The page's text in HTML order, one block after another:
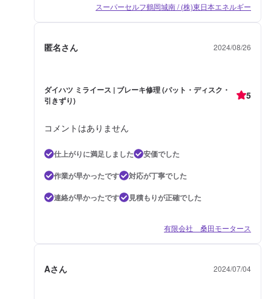
スーパーセルフ鶴岡城南 / (株)東日本エネルギー
匿名さん 2024/08/26
ダイハツ ミライース | ブレーキ修理 (パット・ディスク・
引きずり)
5
コメントはありません
仕上がりに満足しました
安価でした
作業が早かったです
対応が丁寧でした
連絡が早かったです
見積もりが正確でした
有限会社 桑田モータース
Aさん 2024/07/04